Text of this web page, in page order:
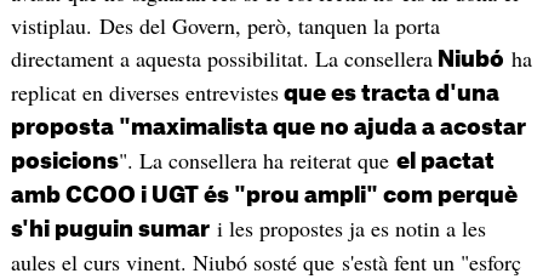
vistiplau. Des del Govern, però, tanquen la porta
directament a aquesta possibilitat. La conselleraNiubó ha
replicat en diverses entrevistesque es tracta d'una
proposta "maximalista que no ajuda a acostar
posicions". La consellera ha reiterat que el pactat
amb CCOO i UGT és "prou ampli" com perquè
s'hi puguin sumari les propostes ja es notin a les
aules el curs vinent. Niubó sosté que s'està fent un "esforç